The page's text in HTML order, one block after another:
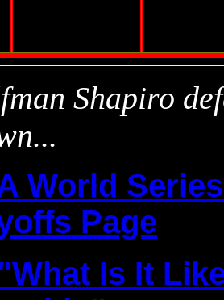
Shapiro
World
Page
Is It